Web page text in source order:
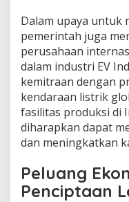
Dalam upaya untuk
pemerintah juga
perusahaan
dalam industri EV
kemitraan dengan
kendaraan listrik
fasilitas produksi di
diharapkan dapat
dan meningkatkan
Peluang
Penciptaan